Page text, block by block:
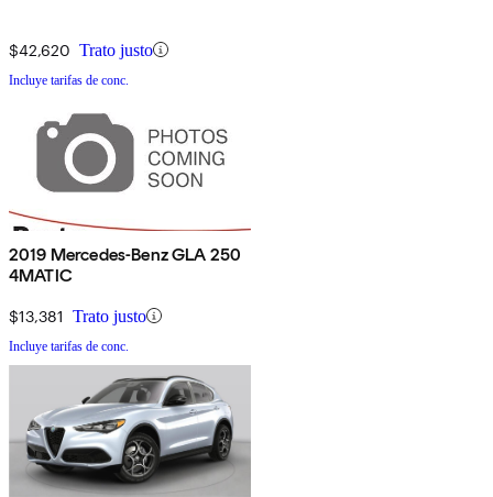
$42,620 Trato justo
Incluye tarifas de conc.
2019 Mercedes-Benz GLA 250
4MATIC
$13,381 Trato justo
Incluye tarifas de conc.